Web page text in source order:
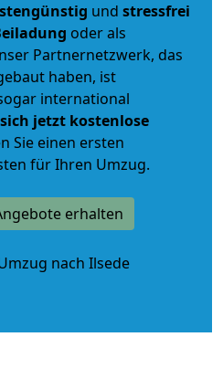
und stressfrei
oder als
Partnernetzwerk, das
haben, ist
international
jetzt kostenlose
Sie einen ersten
für Ihren Umzug.
erhalten